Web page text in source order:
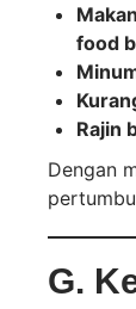
food
Rajin
Dengan
G.